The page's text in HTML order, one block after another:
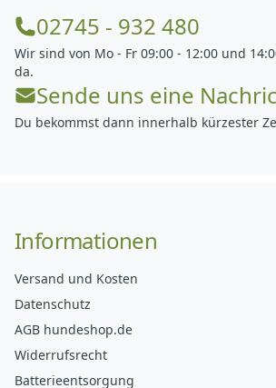
02745 - 932 480
Wir sind von Mo - Fr 09:00 - 12:00 und
da.
Sende uns eine
Du bekommst dann innerhalb kürzester
Informationen
Versand und Kosten
Datenschutz
AGB hundeshop.de
Widerrufsrecht
Batterieentsorgung